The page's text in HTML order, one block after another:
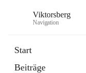
Viktorsberg
Navigation
Start
Beiträge